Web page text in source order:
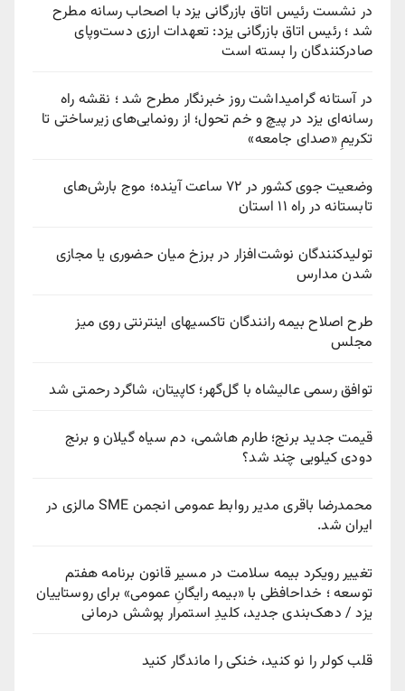
در نشست رئیس اتاق بازرگانی یزد با اصحاب رسانه مطرح
شد ؛ رئیس اتاق بازرگانی یزد: تعهدات ارزی دست‌وپای
صادرکنندگان را بسته است
در آستانه گرامیداشت روز خبرنگار مطرح شد ؛ نقشه راه
رسانه‌ای یزد در پیچ‌ و خم تحول؛ از رونمایی‌های زیرساختی تا
تکریمِ «صدای جامعه»
وضعیت جوی کشور در ۷۲ ساعت آینده؛ موج بارش‌های
تابستانه در راه ۱۱ استان
تولیدکنندگان نوشت‌افزار در برزخ میان حضوری یا مجازی
شدن مدارس
طرح اصلاح بیمه رانندگان تاکسیهای اینترنتی روی میز
مجلس
توافق رسمی عالیشاه با گل‌گهر؛ کاپیتان، شاگرد رحمتی شد
قیمت جدید برنج؛ طارم هاشمی، دم سیاه گیلان و برنج
دودی کیلویی چند شد؟
محمدرضا باقری مدیر روابط عمومی انجمن SME مالزی در
ایران شد.
تغییر رویکرد بیمه سلامت در مسیر قانون برنامه هفتم
توسعه ؛ خداحافظی با «بیمه رایگانِ عمومی» برای روستاییان
یزد / دهک‌بندی جدید، کلیدِ استمرار پوشش درمانی
قلب کولر را نو کنید، خنکی را ماندگار کنید